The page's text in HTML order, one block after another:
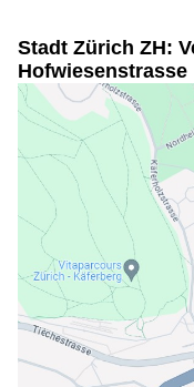
Stadt Zürich ZH:
Hofwiesenstrasse